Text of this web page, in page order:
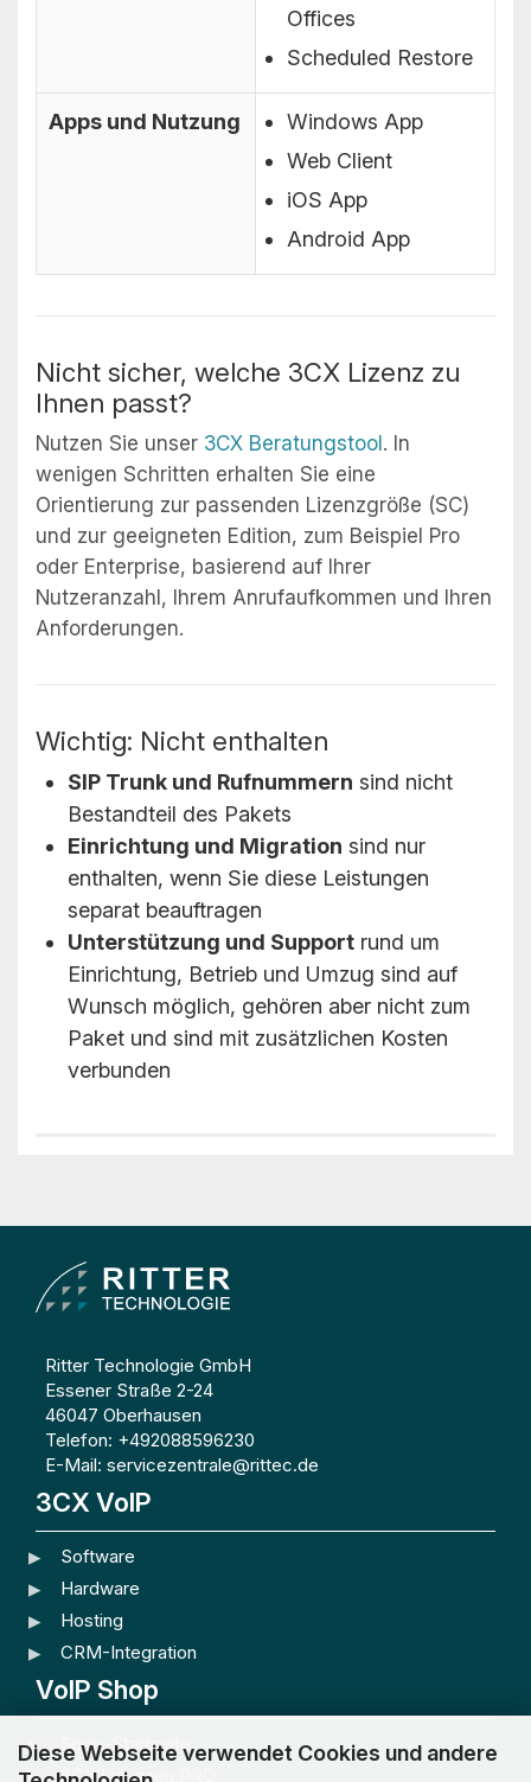
Diese Webseite verwendet Cookies und andere
Offices
Scheduled Restore
Apps und Nutzung
Windows App
Web Client
iOS App
Android App
Nicht sicher, welche 3CX Lizenz zu
Ihnen passt?
Nutzen Sie unser 3CX Beratungstool. In
wenigen Schritten erhalten Sie eine
Orientierung zur passenden Lizenzgröße (SC)
und zur geeigneten Edition, zum Beispiel Pro
oder Enterprise, basierend auf Ihrer
Nutzeranzahl, Ihrem Anrufaufkommen und Ihren
Anforderungen.
Wichtig: Nicht enthalten
SIP Trunk und Rufnummern sind nicht
Bestandteil des Pakets
Einrichtung und Migration sind nur
enthalten, wenn Sie diese Leistungen
separat beauftragen
Unterstützung und Support rund um
Einrichtung, Betrieb und Umzug sind auf
Wunsch möglich, gehören aber nicht zum
Paket und sind mit zusätzlichen Kosten
verbunden
Ritter Technologie GmbH
Essener Straße 2-24
46047 Oberhausen
Telefon: +492088596230
E-Mail: servicezentrale@rittec.de
3CX VoIP
Software
Hardware
Hosting
CRM-Integration
VoIP Shop
Shop-Startseite
3CX Lizenzen PRO